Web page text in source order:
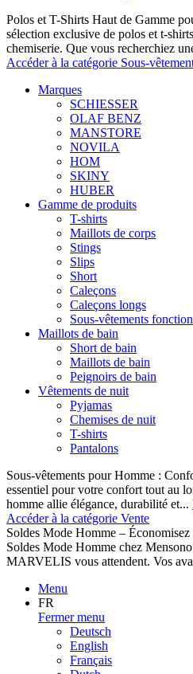
Polos et T-Shirts Haut de Gamme
sélection exclusive de polos et t-
chemiserie. Que vous recherchiez
Accéder à la catégorie Sous-
Marques
SCHIESSER
OLAF BENZ
MANSTORE
NOVILA
HOM
SKINY
HUBER
Gamme de produits
T-shirts
Maillots de corps
Stings
Slips
Short
Caleçons
Caleçons longs
Sous-vêtements
Maillots de bain
Short de bain
Maillots de bain
Peignoirs de bain
Vêtements de nuit
Pyjamas
Chemises de nuit
T-shirts
Pantalons
Sous-vêtements pour Homme :
essentiel pour votre confort tout au
homme allie élégance, durabilité et...
Accéder à la catégorie Vente
Soldes Mode Homme – Économisez
Soldes Mode Homme chez
MARVELIS vous attendent. Vos
Menu
FR
Fermer menu
Deutsch
English
Français